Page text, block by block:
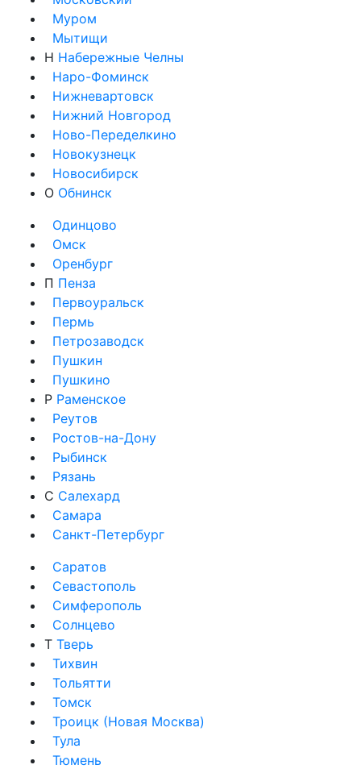
Муром
Мытищи
Н Набережные Челны
Наро-Фоминск
Нижневартовск
Нижний Новгород
Ново-Переделкино
Новокузнецк
Новосибирск
О Обнинск
Одинцово
Омск
Оренбург
П Пенза
Первоуральск
Пермь
Петрозаводск
Пушкин
Пушкино
Р Раменское
Реутов
Ростов-на-Дону
Рыбинск
Рязань
С Салехард
Самара
Санкт-Петербург
Саратов
Севастополь
Симферополь
Солнцево
Т Тверь
Тихвин
Тольятти
Томск
Троицк (Новая Москва)
Тула
Тюмень